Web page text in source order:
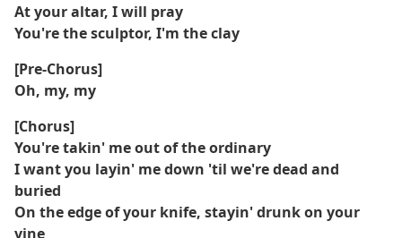
At your altar, I will pray
You're the sculptor, I'm the clay
[Pre-Chorus]
Oh, my, my
[Chorus]
You're takin' me out of the ordinary
I want you layin' me down 'til we're dead and
buried
On the edge of your knife, stayin' drunk on your
vine